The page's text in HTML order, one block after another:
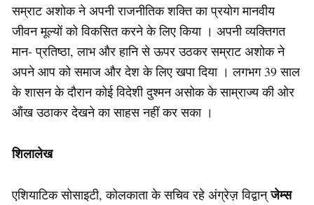
सम्राट अशोक ने अपनी राजनीतिक शक्ति का प्रयोग मानवीय
जीवन मूल्यों को विकसित करने के लिए किया । अपनी व्यक्तिगत
मान- प्रतिष्ठा, लाभ और हानि से ऊपर उठकर सम्राट अशोक ने
अपने आप को समाज और देश के लिए खपा दिया । लगभग 39 साल
के शासन के दौरान कोई विदेशी दुश्मन असोक के साम्राज्य की ओर
ऑंख उठाकर देखने का साहस नहीं कर सका ।
शिलालेख
एशियाटिक सोसाइटी, कोलकाता के सचिव रहे अंग्रेज़ विद्वान्जेम्स